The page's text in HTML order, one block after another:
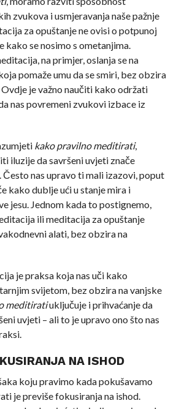
zvukova i usmjeravanja naše pažnje
za opuštanje ne ovisi o potpunoj
kako se nosimo s ometanjima.
na primjer, oslanja se na
pomaže umu da se smiri, bez obzira
je važno naučiti kako održati
nas povremeni zvukovi izbace iz
kako pravilno meditirati,
iluzije da savršeni uvjeti znače
Često nas upravo ti mali izazovi, poput
kako dublje ući u stanje mira i
jesu. Jednom kada to postignemo,
ili meditacija za opuštanje
alati, bez obzira na
je praksa koja nas uči kako
svijetom, bez obzira na vanjske
meditiratiuključuje i prihvaćanje da
uvjeti – ali to je upravo ono što nas
NA ISHOD
koju pravimo kada pokušavamo
je previše fokusiranja na ishod.